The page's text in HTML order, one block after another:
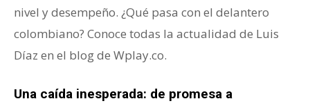
nivel y desempeño. ¿Qué pasa con el delantero
colombiano? Conoce todas la actualidad de Luis
Díaz en el blog de Wplay.co.
Una caída inesperada: de promesa a